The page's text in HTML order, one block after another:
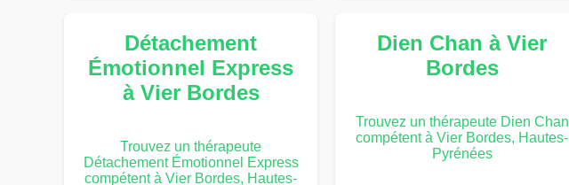
Détachement
Émotionnel Express
à Vier Bordes
Trouvez un thérapeute
Détachement Émotionnel Express
compétent à Vier Bordes, Hautes-
Dien Chan à Vier
Bordes
Trouvez un thérapeute Dien Chan
compétent à Vier Bordes, Hautes-
Pyrénées